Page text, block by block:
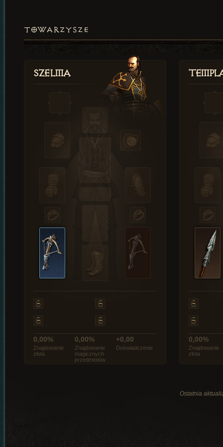
TOWARZYSZE
Szelma
0,00%
Znajdowanie
złota
0,00%
Znajdowanie
magicznych
przedmiotów
+0,00
Doświadczenie
0,00%
Znajdowanie
złota
Ostatnia